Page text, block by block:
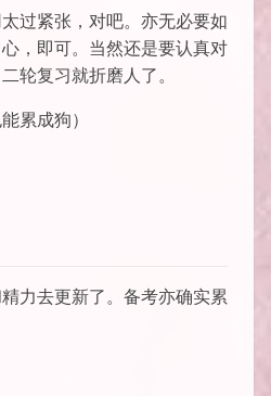
过紧张，对吧。亦无必要如
，即可。当然还是要认真对
轮复习就折磨人了。
累成狗）
力去更新了。备考亦确实累